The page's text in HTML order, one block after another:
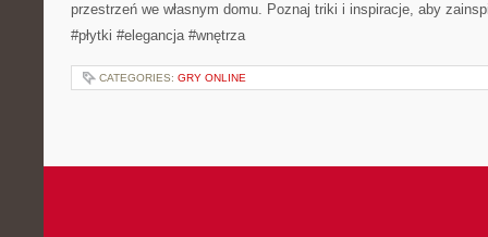
przestrzeń we własnym domu. Poznaj triki i inspiracje, aby
#płytki #elegancja #wnętrza
CATEGORIES: GRY ONLINE